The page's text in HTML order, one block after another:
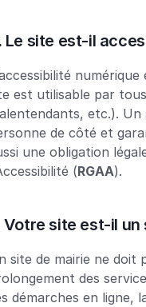
Le site est-il
est utilisable par
etc.). Un
de côté et
une obligation
(RGAA).
Votre site est-il
site de mairie ne doit
des
démarches en ligne,